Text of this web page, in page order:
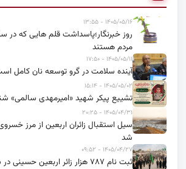
۱۴۰۵/۰۵/۱۶ - ۱۳:۵۵
روز خبرنگار؛پاسداشت قلم هایی که
مردم هستند
۱۴۰۵/۰۵/۱۱ - ۱۷:۵۰
آینده سلامت در گرو توسعه نان کامل
۱۴۰۵/۰۵/۰۲ - ۱۵:۱۴
تشییع پیکر شهید «امیرمهدی سالمی»
۱۴۰۵/۰۴/۳۱ - ۲۰:۲۵
سیل استقبال زائران اربعین از مرز
شد
۱۴۰۵/۰۴/۲۷ - ۰۹:۵۲
ثبت نام ۷۸۷ هزار زائر اربعین حسینی در سامانه سماح